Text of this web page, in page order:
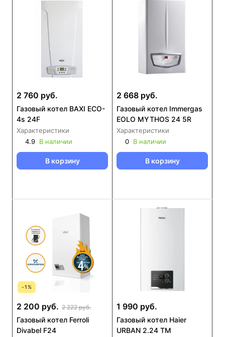
2 760 руб.
Газовый котел BAXI ECO-
4s 24F
Характеристики
4.9 В наличии
В корзину
2 668 руб.
Газовый котел Immergas
EOLO MYTHOS 24 5R
Характеристики
0 В наличии
В корзину
-1%
2 200 руб. 2 222 руб.
Газовый котел Ferroli
Divabel F24
1 990 руб.
Газовый котел Haier
URBAN 2.24 TM